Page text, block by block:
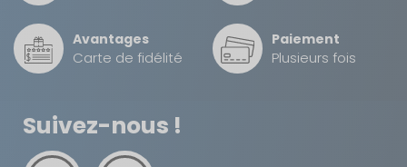
Avantages
Carte de fidélité
Paiement
Plusieurs fois
Suivez-nous !